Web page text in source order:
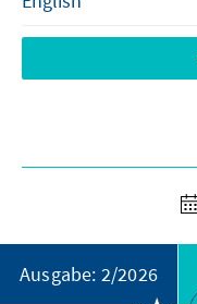
Ausgabe: 2/2026